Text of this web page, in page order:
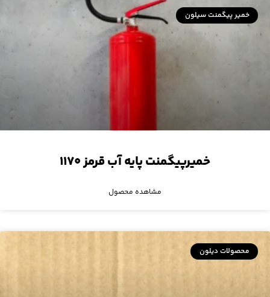
خمیر پیگمنت سیلون
خمیرپیگمنت پایه آب قرمز ۱۱۷۰
مشاهده محصول
محصولات دیلون